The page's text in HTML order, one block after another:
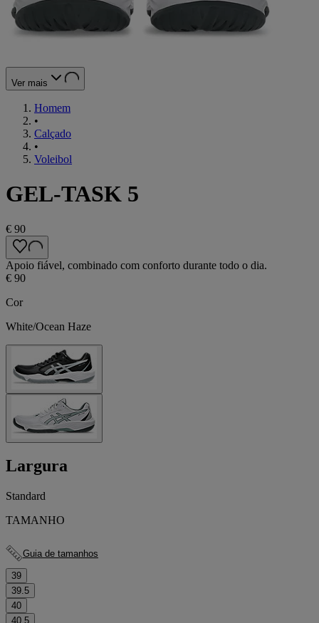
Ver mais
Homem
•
Calçado
•
Voleibol
GEL-TASK 5
€ 90
Apoio fiável, combinado com conforto durante todo o dia.
€ 90
Cor
White/Ocean Haze
Largura
Standard
TAMANHO
Guia de tamanhos
39
39.5
40
40.5